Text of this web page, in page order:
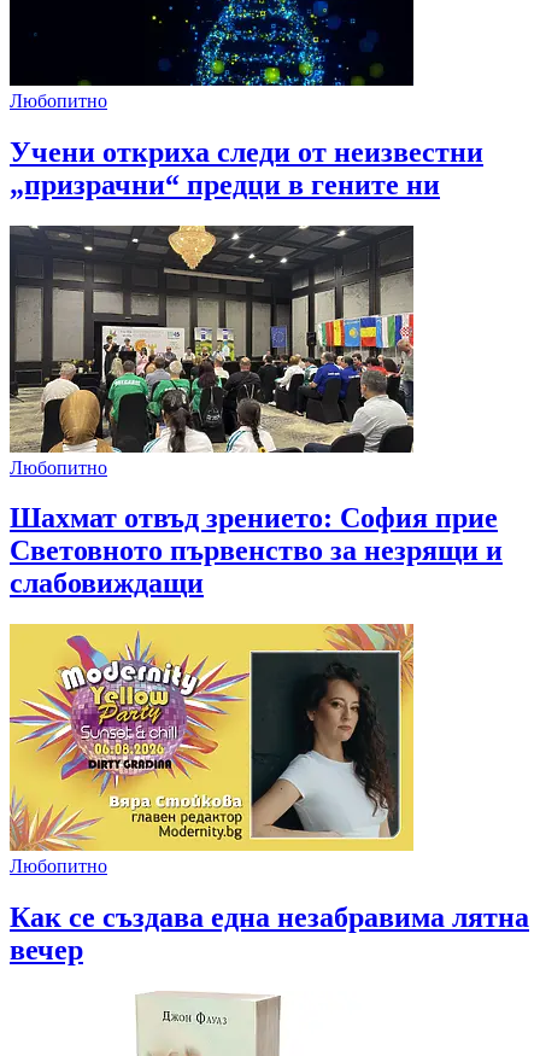
Любопитно
Учени откриха следи от неизвестни
„призрачни“ предци в гените ни
Любопитно
Шахмат отвъд зрението: София прие
Световното първенство за незрящи и
слабовиждащи
Любопитно
Как се създава една незабравима лятна
вечер